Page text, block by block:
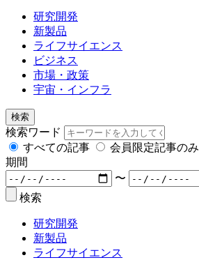
研究開発
新製品
ライフサイエンス
ビジネス
市場・政策
宇宙・インフラ
検索
検索ワード
すべての記事
会員限定記事のみ
期間
〜
検索
研究開発
新製品
ライフサイエンス